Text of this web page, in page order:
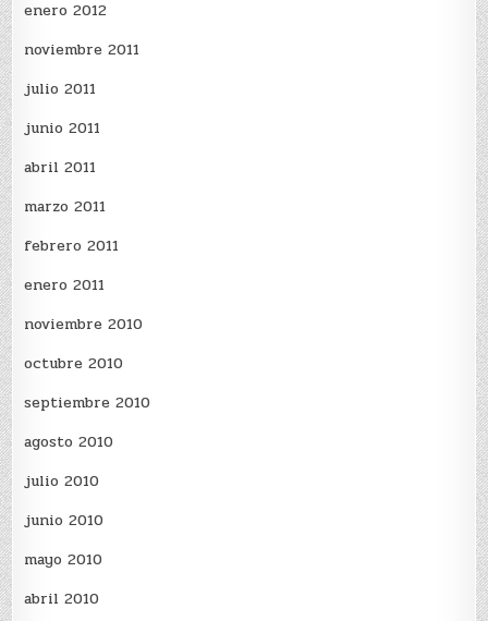
enero 2012
noviembre 2011
julio 2011
junio 2011
abril 2011
marzo 2011
febrero 2011
enero 2011
noviembre 2010
octubre 2010
septiembre 2010
agosto 2010
julio 2010
junio 2010
mayo 2010
abril 2010